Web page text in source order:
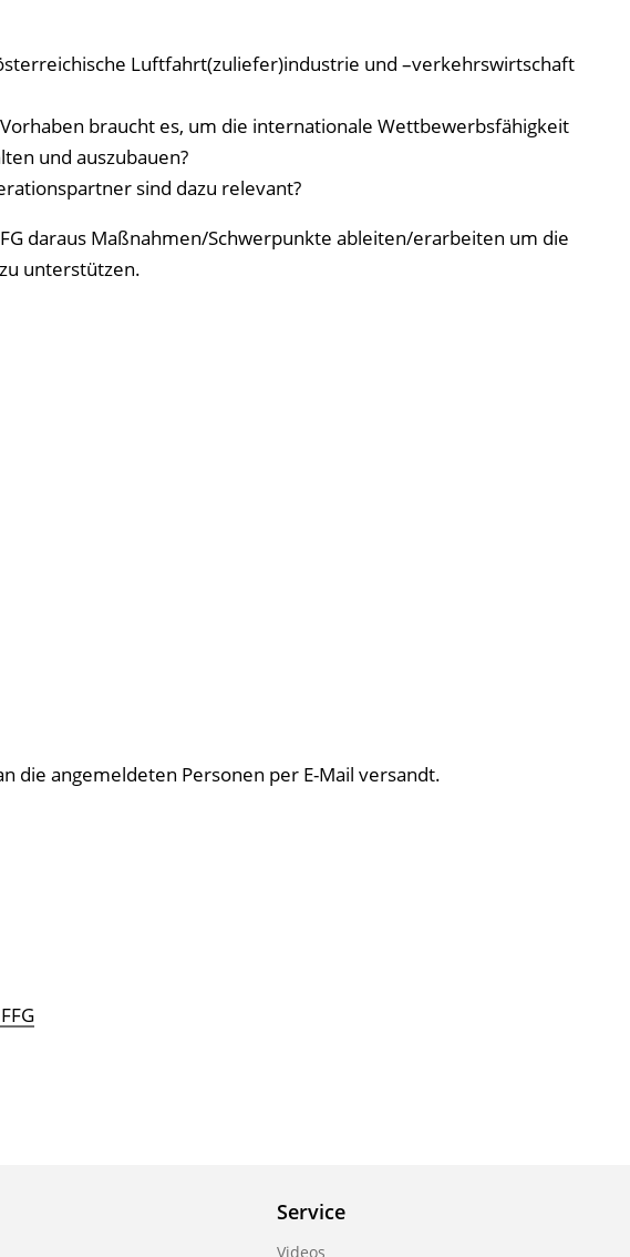
Luftfahrt(zuliefer)industrie und –verkehrswirtschaft
braucht es, um die internationale Wettbewerbsfähigkeit
und auszubauen?
sind dazu relevant?
daraus Maßnahmen/Schwerpunkte ableiten/erarbeiten um die
unterstützen.
die angemeldeten Personen per E-Mail versandt.
Service
Videos